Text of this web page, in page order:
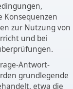
Konsequenzen
zur Nutzung von
und bei
grundlegende
etwa die